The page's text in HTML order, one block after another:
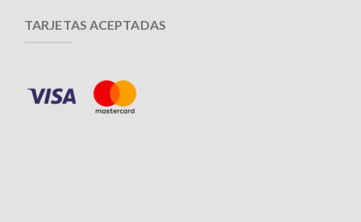
TARJETAS ACEPTADAS